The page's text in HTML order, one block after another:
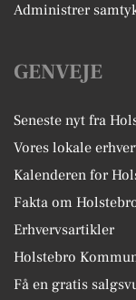
Administrer
GENVEJE
Seneste nyt fra
Vores lokale
Kalenderen for
Fakta om
Erhvervsartikler
Holstebro
Få en gratis